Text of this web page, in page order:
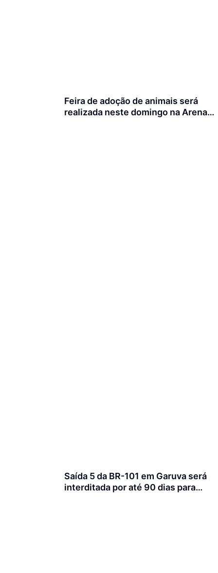
Feira de adoção de animais será
realizada neste domingo na Arena
Saída 5 da BR-101 em Garuva será
interditada por até 90 dias para